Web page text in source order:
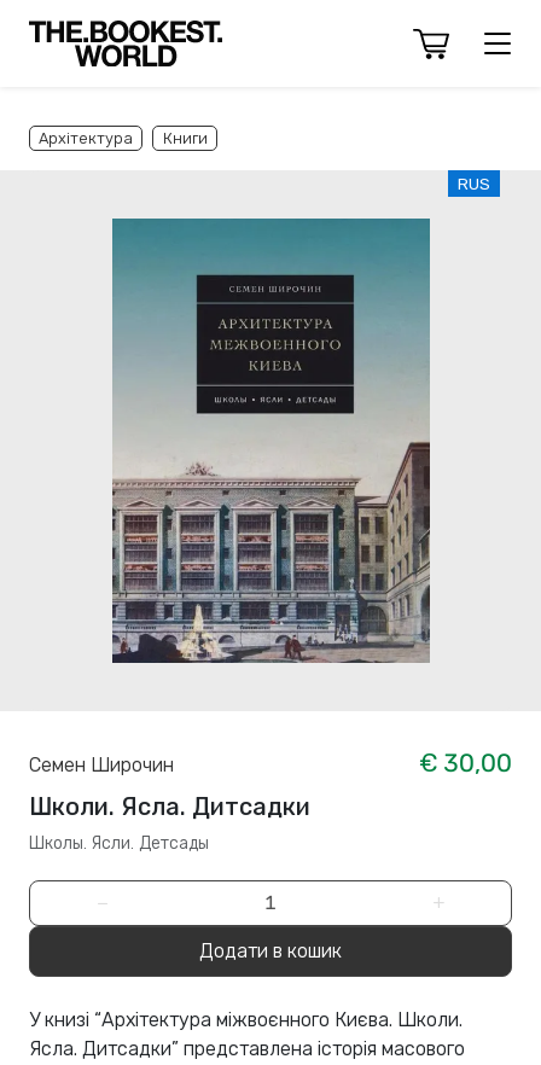
Архітектура Книги
RUS
Семен Широчин
€ 30,00
Школи. Ясла. Дитсадки
Школы. Ясли. Детсады
− +
Додати в кошик
У книзі “Архітектура міжвоєнного Києва. Школи.
Ясла. Дитсадки” представлена історія масового